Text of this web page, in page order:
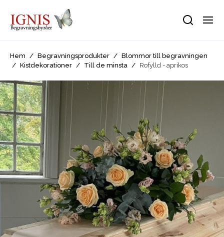
Hem / Begravningsprodukter /
Blommor till begravningen
/
Kistdekorationer / Till de minsta / Rofylld - aprikos